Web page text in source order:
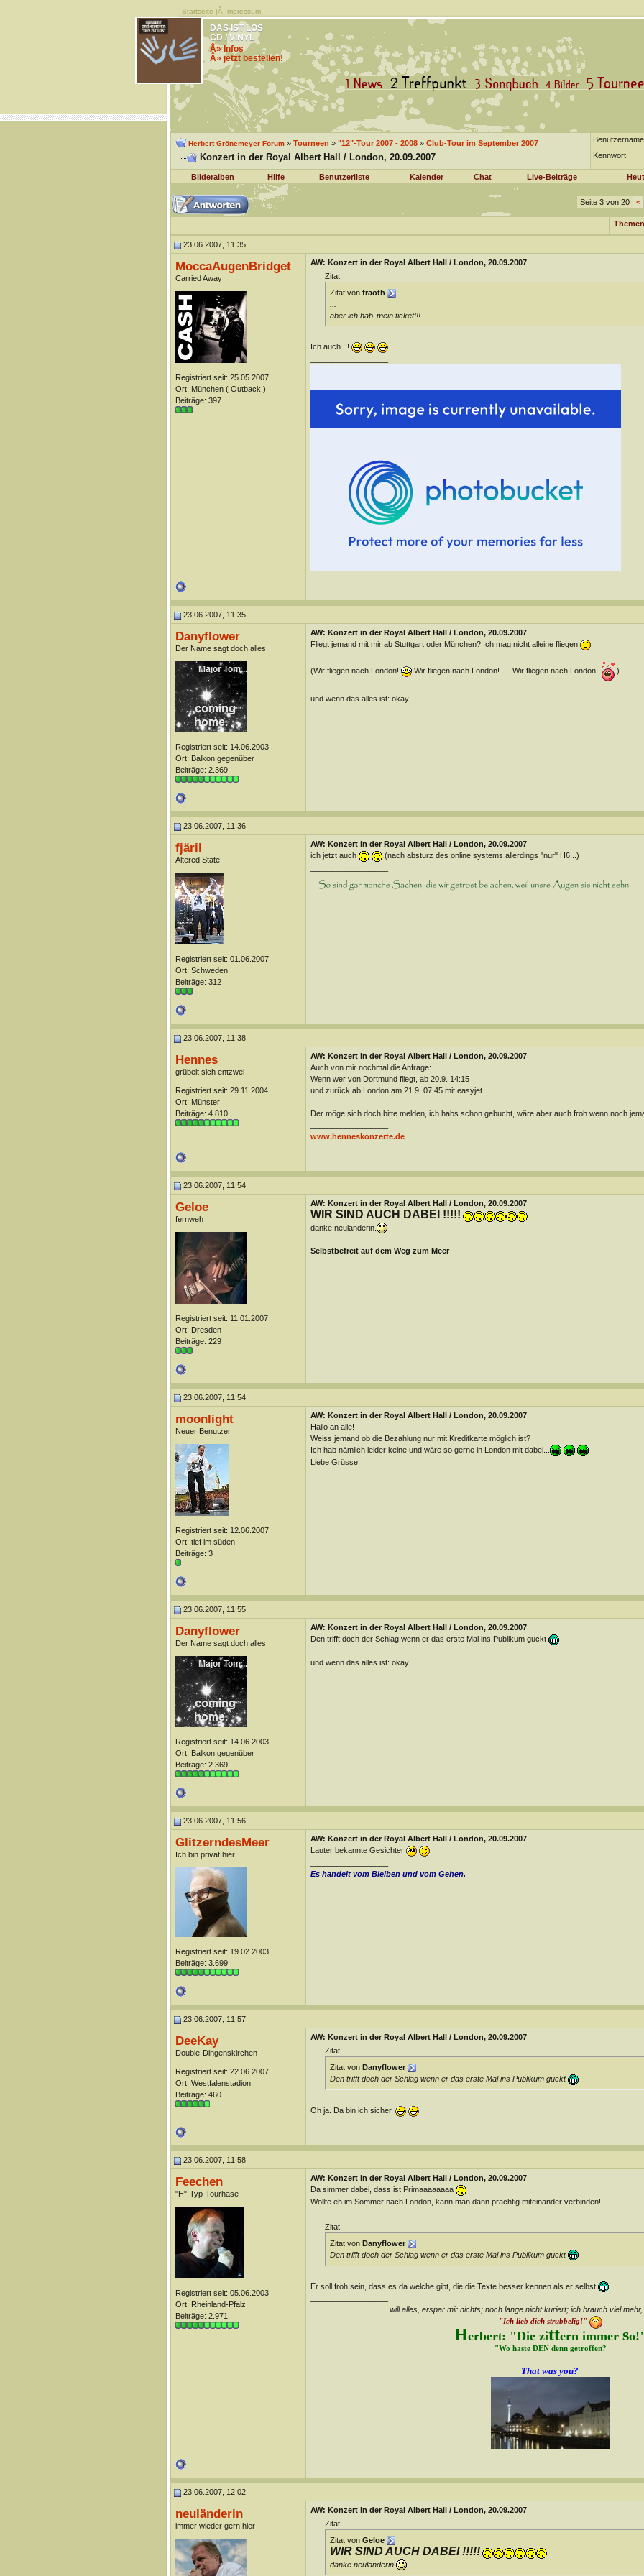
Startseite |Â Impressum
DAS IST LOS
CD / VINYL
Â» Infos
Â» jetzt bestellen!
Herbert Grönemeyer Forum» Tourneen » "12"-Tour 2007 - 2008» Club-Tour im September 2007
Konzert in der Royal Albert Hall / London, 20.09.2007
Benutzername
Kennwort
Bilderalben Hilfe Benutzerliste Kalender Chat Live-Beiträge
Seite 3 von 20 <
23.06.2007, 11:35
MoccaAugenBridget
Carried Away
Registriert seit: 25.05.2007
Ort: München ( Outback )
Beiträge: 397
AW: Konzert in der Royal Albert Hall / London, 20.09.2007
Zitat:
Zitat von fraoth
aber ich hab' mein ticket!!!
Ich auch !!!
23.06.2007, 11:35
Danyflower
Der Name sagt doch alles
Registriert seit: 14.06.2003
Ort: Balkon gegenüber
Beiträge: 2.369
AW: Konzert in der Royal Albert Hall / London, 20.09.2007
Fliegt jemand mit mir ab Stuttgart oder München? Ich mag nicht alleine fliegen
(Wir fliegen nach London! Wir fliegen nach London! ... Wir fliegen nach London!
)
und wenn das alles ist: okay.
23.06.2007, 11:36
fjäril
Altered State
Registriert seit: 01.06.2007
Ort: Schweden
Beiträge: 312
AW: Konzert in der Royal Albert Hall / London, 20.09.2007
ich jetzt auch
(nach absturz des online systems allerdings "nur" H6...)
23.06.2007, 11:38
Hennes
grübelt sich entzwei
Registriert seit: 29.11.2004
Ort: Münster
Beiträge: 4.810
AW: Konzert in der Royal Albert Hall / London, 20.09.2007
Auch von mir nochmal die Anfrage:
Wenn wer von Dortmund fliegt, ab 20.9. 14:15
und zurück ab London am 21.9. 07:45 mit easyjet
Der möge sich doch bitte melden, ich habs schon gebucht, wäre aber auch froh wenn noch
www.henneskonzerte.de
23.06.2007, 11:54
Geloe
fernweh
Registriert seit: 11.01.2007
Ort: Dresden
Beiträge: 229
AW: Konzert in der Royal Albert Hall / London, 20.09.2007
WIR SIND AUCH DABEI !!!!!
danke neuländerin.
Selbstbefreit auf dem Weg zum Meer
23.06.2007, 11:54
moonlight
Neuer Benutzer
Registriert seit: 12.06.2007
Ort: tief im süden
Beiträge: 3
AW: Konzert in der Royal Albert Hall / London, 20.09.2007
Hallo an alle!
Weiss jemand ob die Bezahlung nur mit Kreditkarte möglich ist?
Ich hab nämlich leider keine und wäre so gerne in London mit dabei...
Liebe Grüsse
23.06.2007, 11:55
Danyflower
Der Name sagt doch alles
Registriert seit: 14.06.2003
Ort: Balkon gegenüber
Beiträge: 2.369
AW: Konzert in der Royal Albert Hall / London, 20.09.2007
Den trifft doch der Schlag wenn er das erste Mal ins Publikum guckt
und wenn das alles ist: okay.
23.06.2007, 11:56
GlitzerndesMeer
Ich bin privat hier.
Registriert seit: 19.02.2003
Beiträge: 3.699
AW: Konzert in der Royal Albert Hall / London, 20.09.2007
Lauter bekannte Gesichter
Es handelt vom Bleiben und vom Gehen.
23.06.2007, 11:57
DeeKay
Double-Dingenskirchen
Registriert seit: 22.06.2007
Ort: Westfalenstadion
Beiträge: 460
AW: Konzert in der Royal Albert Hall / London, 20.09.2007
Zitat:
Zitat von Danyflower
Den trifft doch der Schlag wenn er das erste Mal ins Publikum guckt
Oh ja. Da bin ich sicher.
23.06.2007, 11:58
Feechen
"H"-Typ-Tourhase
Registriert seit: 05.06.2003
Ort: Rheinland-Pfalz
Beiträge: 2.971
AW: Konzert in der Royal Albert Hall / London, 20.09.2007
Da simmer dabei, dass ist Primaaaaaaaa
Wollte eh im Sommer nach London, kann man dann prächtig miteinander verbinden!
Zitat:
Zitat von Danyflower
Den trifft doch der Schlag wenn er das erste Mal ins Publikum guckt
Er soll froh sein, dass es da welche gibt, die die Texte besser kennen als er selbst
....will alles, erspar mir nichts; noch lange nicht kuriert; ich brauch viel
"Ich lieb dich strubbelig!"
Herbert: "Die zittern immer s
"Wo haste DEN denn getroffen?
That was you?
23.06.2007, 12:02
neuländerin
immer wieder gern hier
AW: Konzert in der Royal Albert Hall / London, 20.09.2007
Zitat:
Zitat von Geloe
WIR SIND AUCH DABEI !!!!!
danke neuländerin.